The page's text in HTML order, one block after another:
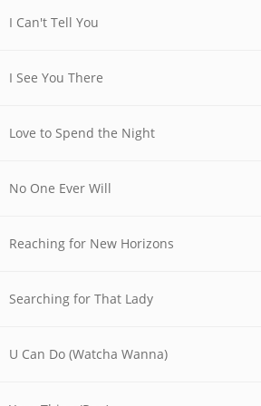
I Can't Tell You
I See You There
Love to Spend the Night
No One Ever Will
Reaching for New Horizons
Searching for That Lady
U Can Do (Watcha Wanna)